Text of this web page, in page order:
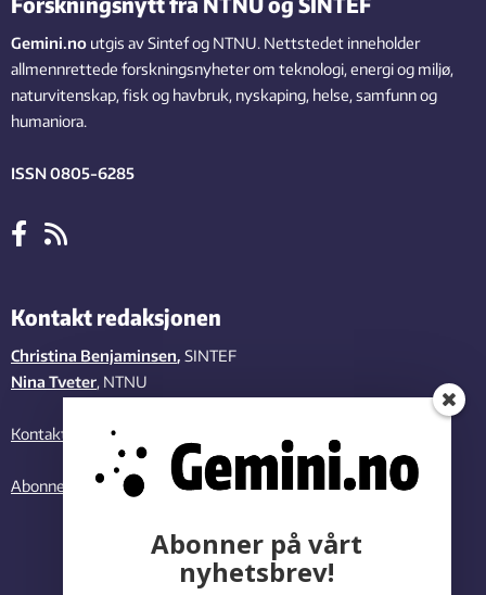
Gemini.no utgis av Sintef og NTNU. Nettstedet inneholder
allmennrettede forskningsnyheter om teknologi, energi og miljø,
naturvitenskap, fisk og havbruk, nyskaping, helse, samfunn og
humaniora.
ISSN 0805-6285
Kontakt redaksjonen
Christina Benjaminsen, SINTEF
Nina Tveter, NTNU
Kontakt oss
Abonner på vårt nyhetsbrev
Abonner på vårt
nyhetsbrev!